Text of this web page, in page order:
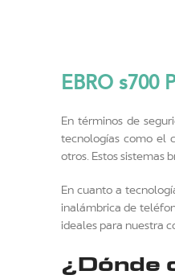
EBRO s700
En términos de
tecnologías como el
otros. Estos sistemas
En cuanto a
inalámbrica de
ideales para nuestra
¿Dónde